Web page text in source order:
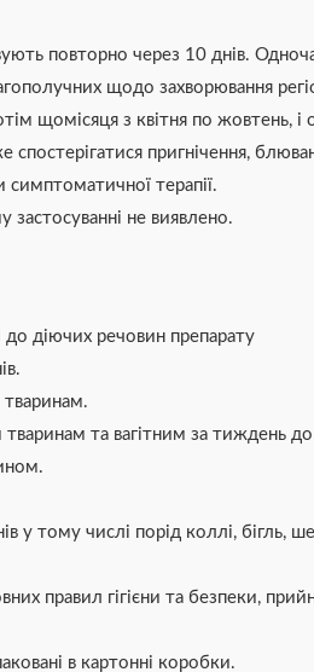
повторно через 10 днів.
щодо захворювання
щомісяця з квітня по жовтень,
спостерігатися пригнічення,
симптоматичної терапії.
не виявлено.
до діючих речовин препарату
та вагітним за тиждень до
тому числі порід коллі, бігль,
правил гігієни та безпеки,
в картонні коробки.